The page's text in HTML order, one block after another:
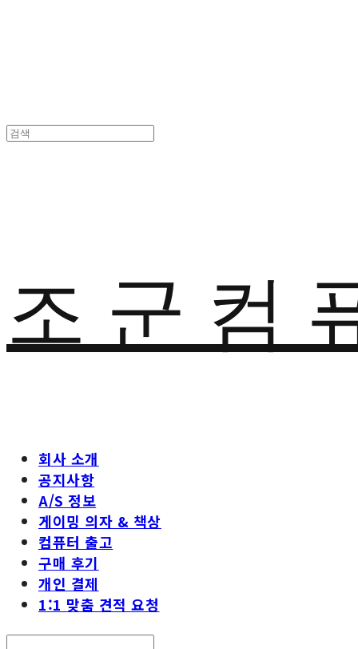
조 군 컴
회사 소개
공지사항
A/S 정보
게이밍 의자 & 책상
컴퓨터 출고
구매 후기
개인 결제
1:1 맞춤 견적 요청